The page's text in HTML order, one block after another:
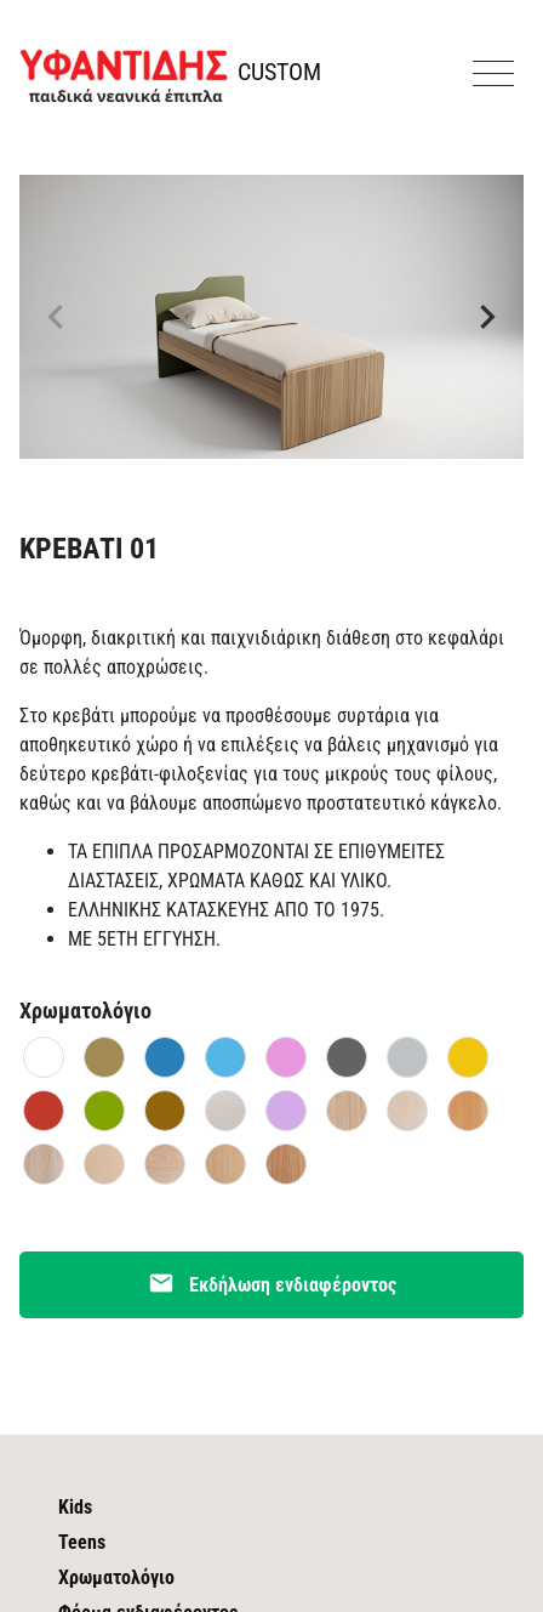
ΚΡΕΒΑΤΙ 01
Όμορφη, διακριτική και παιχνιδιάρικη διάθεση στο κεφαλάρι
σε πολλές αποχρώσεις.
Στο κρεβάτι μπορούμε να προσθέσουμε συρτάρια για
αποθηκευτικό χώρο ή να επιλέξεις να βάλεις μηχανισμό για
δεύτερο κρεβάτι-φιλοξενίας για τους μικρούς τους φίλους,
καθώς και να βάλουμε αποσπώμενο προστατευτικό κάγκελο.
ΤΑ ΕΠΙΠΛΑ ΠΡΟΣΑΡΜΟΖΟΝΤΑΙ ΣΕ ΕΠΙΘΥΜΕΙΤΕΣ
ΔΙΑΣΤΑΣΕΙΣ, ΧΡΩΜΑΤΑ ΚΑΘΩΣ ΚΑΙ ΥΛΙΚΟ.
ΕΛΛΗΝΙΚΗΣ ΚΑΤΑΣΚΕΥΗΣ ΑΠΟ ΤΟ 1975.
ΜΕ 5ΕΤΗ ΕΓΓΥΗΣΗ.
Χρωματολόγιο
email Εκδήλωση ενδιαφέροντος
Kids
Teens
Χρωματολόγιο
CUSTOM
MENU